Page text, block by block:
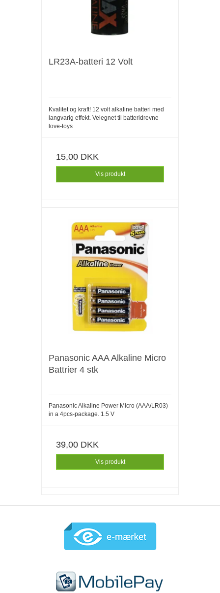
LR23A-batteri 12 Volt
Kvalitet og kraft! 12 volt alkaline batteri med
langvarig effekt. Velegnet til batteridrevne
love-toys
15,00 DKK
Vis produkt
Panasonic AAA Alkaline Micro
Battrier 4 stk
Panasonic Alkaline Power Micro (AAA/LR03)
in a 4pcs-package. 1.5 V
39,00 DKK
Vis produkt